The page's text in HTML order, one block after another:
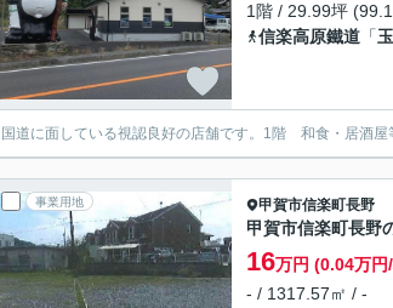
1階 / 29.99坪
信楽高原鐵道 「
国道に面している視認良好の店舗です。1階 和食・居酒屋
事業用地 甲賀市信楽町長野
甲賀市信楽町長野
16万円 (0.04万円
- / 1317.57㎡ / -